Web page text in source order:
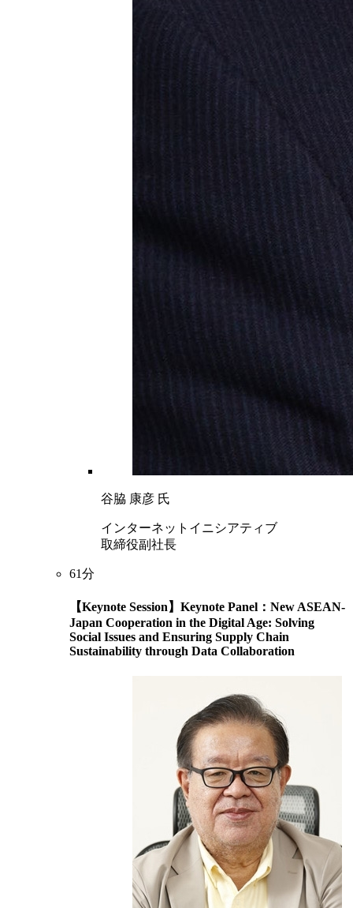
谷脇 康彦 氏
インターネットイニシアティブ
取締役副社長
61分
【Keynote Session】Keynote Panel：New ASEAN-
Japan Cooperation in the Digital Age: Solving
Social Issues and Ensuring Supply Chain
Sustainability through Data Collaboration